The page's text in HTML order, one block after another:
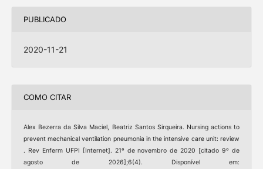
PUBLICADO
2020-11-21
COMO CITAR
Alex Bezerra da Silva Maciel, Beatriz Santos Sirqueira. Nursing actions to
prevent mechanical ventilation pneumonia in the intensive care unit: review
. Rev Enferm UFPI [Internet]. 21º de novembro de 2020 [citado 9º de
agosto de 2026];6(4). Disponível em: